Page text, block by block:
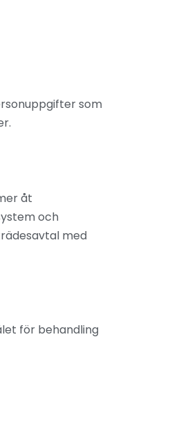
som
åt
och
med
för behandling